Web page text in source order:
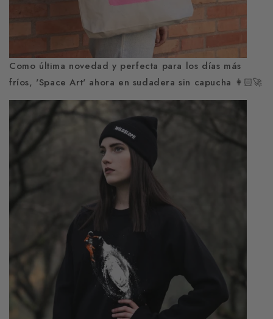
Como última novedad y perfecta para los días más
fríos, 'Space Art' ahora en sudadera sin capucha 👩🏻‍🚀